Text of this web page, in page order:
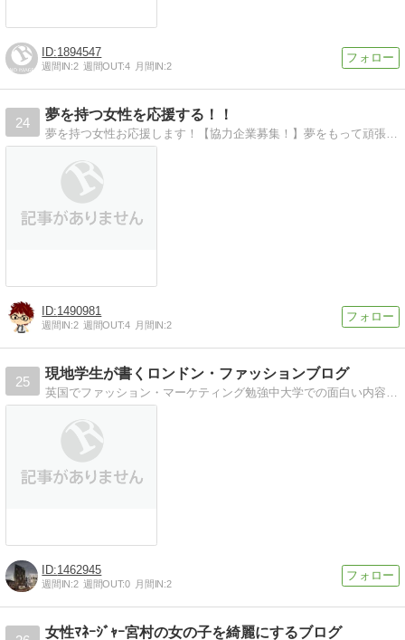
1894547
週間IN:2 週間OUT:4 月間IN:2
24
夢を持つ女性を応援する！！
1490981
週間IN:2 週間OUT:4 月間IN:2
25
現地学生が書くロンドン・ファッションブログ
1462945
週間IN:2 週間OUT:0 月間IN:2
女性ﾏﾈｰｼﾞｬｰ宮村の女の子を綺麗にするブログ